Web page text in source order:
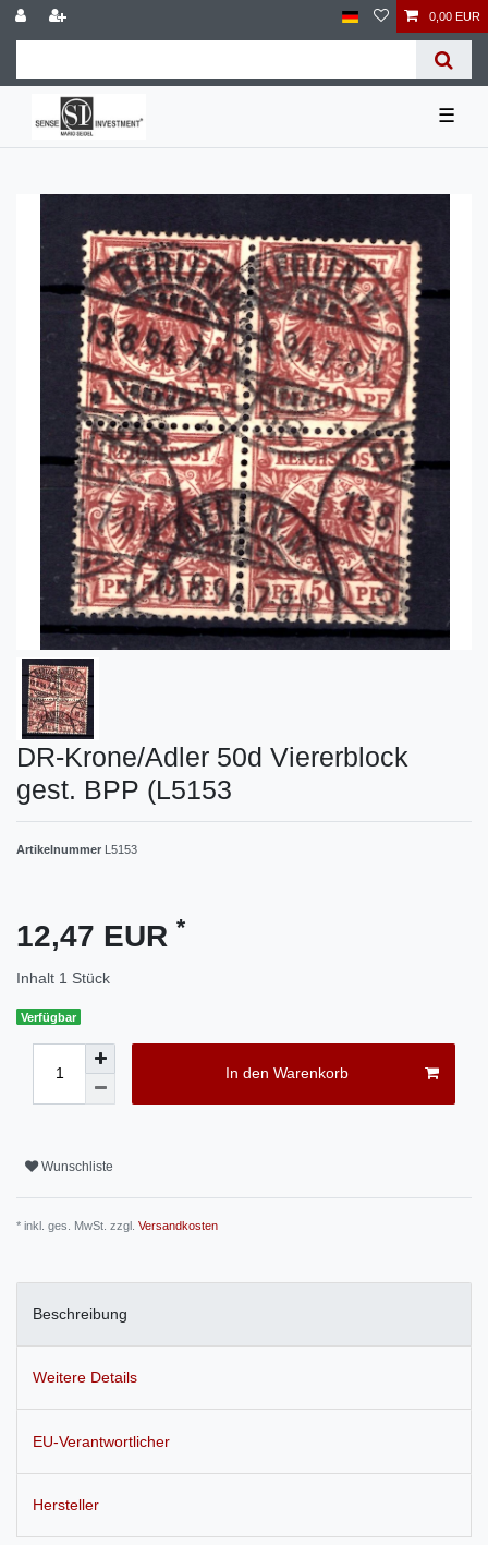
0,00 EUR
☰
DR-Krone/Adler 50d Viererblock
gest. BPP (L5153
Artikelnummer L5153
12,47 EUR *
Inhalt 1 Stück
Verfügbar
In den Warenkorb
Wunschliste
* inkl. ges. MwSt. zzgl. Versandkosten
Beschreibung
Weitere Details
EU-Verantwortlicher
Hersteller